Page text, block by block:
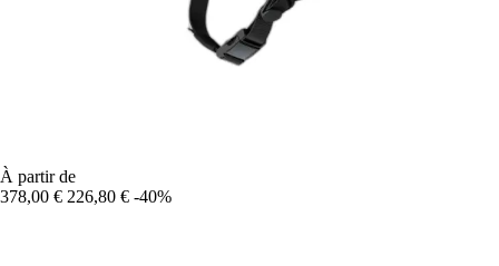
À partir de
378,00 € 226,80 € -40%